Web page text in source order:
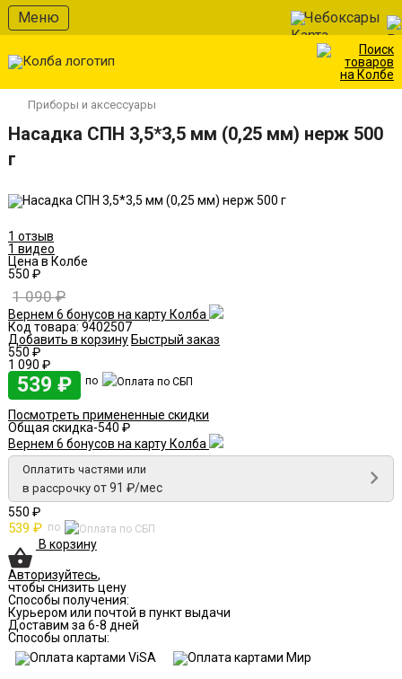
Меню Чебоксары
Приборы и аксессуары
Насадка СПН 3,5*3,5 мм (0,25 мм) нерж 500
г
1 отзыв
1 видео
Цена в Колбе
550 ₽
1 090 ₽
Вернем 6 бонусов на карту Колба
Код товара: 9402507
В избранное
Добавить в корзину Быстрый заказ
550 ₽
1 090 ₽
539 ₽ по
Посмотреть примененные скидки
Общая скидка-540 ₽
Вернем 6 бонусов на карту Колба
Оплатить частями или
в рассрочку от 91 ₽/мес
550 ₽
539 ₽ по
В корзину
Авторизуйтесь,
чтобы снизить цену
Способы получения:
Курьером или почтой в пункт выдачи
Доставим за 6-8 дней
Способы оплаты: